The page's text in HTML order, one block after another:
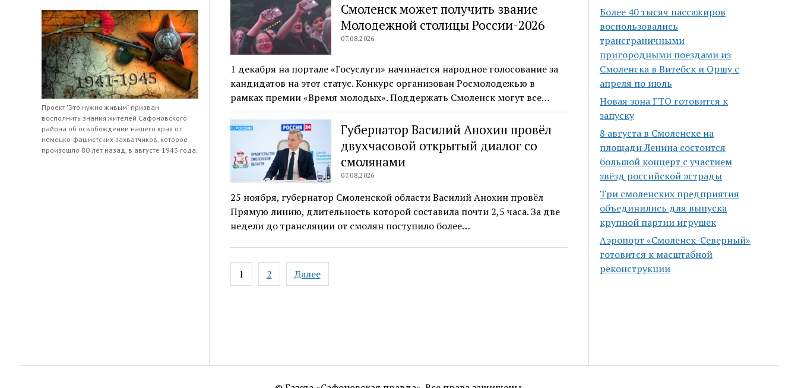
Проект "Это нужно живым" призван
восполнить знания жителей Сафоновского
района об освобождении нашего края от
немецко-фашистских захватчиков, которое
произошло 80 лет назад, в августе 1943 года.
Смоленск может получить звание
Молодежной столицы России-2026
07.08.2026
1 декабря на портале «Госуслуги» начинается народное голосование за
кандидатов на этот статус. Конкурс организован Росмолодежью в
рамках премии «Время молодых». Поддержать Смоленск могут все…
Губернатор Василий Анохин провёл
двухчасовой открытый диалог со
смолянами
07.08.2026
25 ноября, губернатор Смоленской области Василий Анохин провёл
Прямую линию, длительность которой составила почти 2,5 часа. За две
недели до трансляции от смолян поступило более…
Навигация
по
1 2 Далее
Более 40 тысяч пассажиров
воспользовались
трансграничными
пригородными поездами из
Смоленска в Витебск и Оршу с
апреля по июль
Новая зона ГТО готовится к
запуску
8 августа в Смоленске на
площади Ленина состоится
большой концерт с участием
звёзд российской эстрады
Три смоленских предприятия
объединились для выпуска
крупной партии игрушек
Аэропорт «Смоленск-Северный»
готовится к масштабной
реконструкции